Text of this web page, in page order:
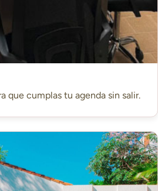
que cumplas tu agenda sin salir.